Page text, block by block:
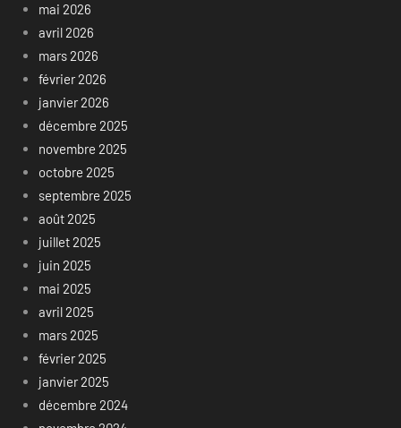
mai 2026
avril 2026
mars 2026
février 2026
janvier 2026
décembre 2025
novembre 2025
octobre 2025
septembre 2025
août 2025
juillet 2025
juin 2025
mai 2025
avril 2025
mars 2025
février 2025
janvier 2025
décembre 2024